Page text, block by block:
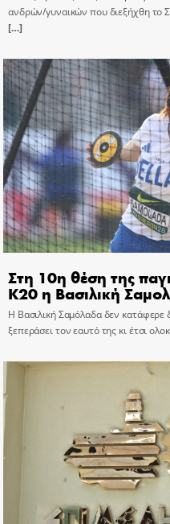
ανδρών/γυναικών που διεξήχθη το
[…]
Στη 10η θέση της
Κ20 η Βασιλική
Η Βασιλική Σαμόλαδα δεν
ξεπεράσει τον εαυτό της κι έτσι